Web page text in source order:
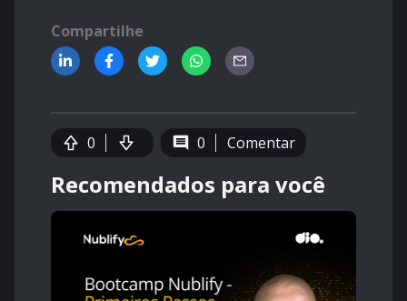
Compartilhe
0 0 Comentar
Recomendados para você